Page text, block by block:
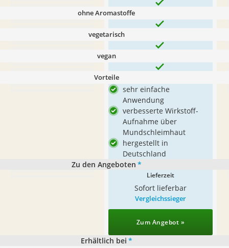
ohne Aromastoffe
vegetarisch
vegan
Vorteile
sehr einfache
Anwendung
verbesserte Wirkstoff-
Aufnahme über
Mundschleimhaut
hergestellt in
Deutschland
Zu den Angeboten *
Lieferzeit
Sofort lieferbar
Vergleichssieger
Zum Angebot »
Erhältlich bei *